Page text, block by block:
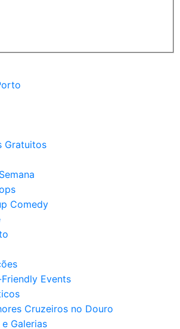
Gratuitos
Comedy
Events
Cruzeiros no Douro​
e Galerias